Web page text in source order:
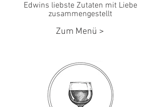
Edwins liebste Zutaten mit Liebe
zusammengestellt
Zum Menü >